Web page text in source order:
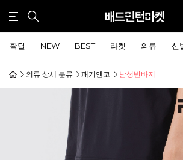
확딜 NEW BEST 라켓 의류 신
의류 상세 분류 패기앤코 남성반바지